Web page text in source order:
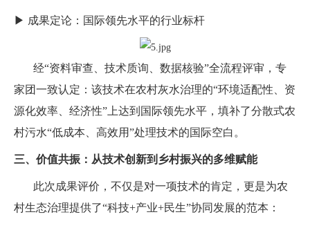
▶ 成果定论：国际领先水平的行业标杆
经“资料审查、技术质询、数据核验”全流程评审，专
家团一致认定：该技术在农村灰水治理的“环境适配性、资
源化效率、经济性”上达到国际领先水平，填补了分散式农
村污水“低成本、高效用”处理技术的国际空白。
三、价值共振：从技术创新到乡村振兴的多维赋能
此次成果评价，不仅是对一项技术的肯定，更是为农
村生态治理提供了“科技+产业+民生”协同发展的范本：